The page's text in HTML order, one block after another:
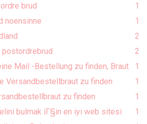
brud
1
noensinne
1
2
2
Mail -Bestellung zu finden, Braut
1
Versandbestellbraut zu finden
1
zu finden
1
bulmak iГ§in en iyi web sitesi
1